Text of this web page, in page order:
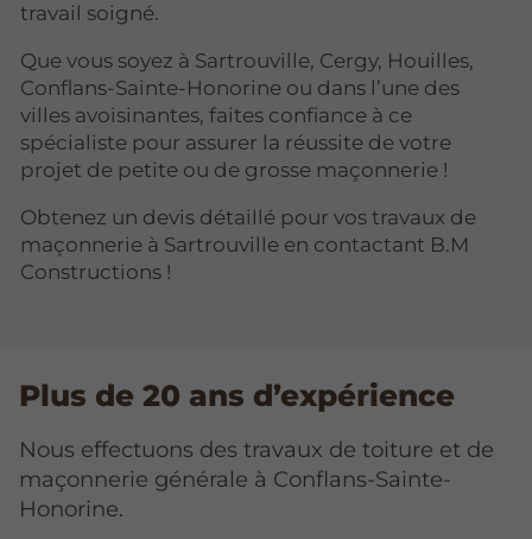
travail soigné.
Que vous soyez à Sartrouville, Cergy, Houilles,
Conflans-Sainte-Honorine ou dans l’une des
villes avoisinantes, faites confiance à ce
spécialiste pour assurer la réussite de votre
projet de petite ou de grosse maçonnerie !
Obtenez un devis détaillé pour vos travaux de
maçonnerie à Sartrouville en contactant B.M
Constructions !
Plus de 20 ans d’expérience
Nous effectuons des travaux de toiture et de
maçonnerie générale à Conflans-Sainte-
Honorine.